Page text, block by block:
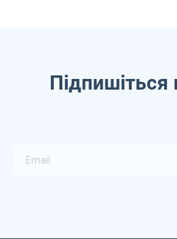
Підпишіться